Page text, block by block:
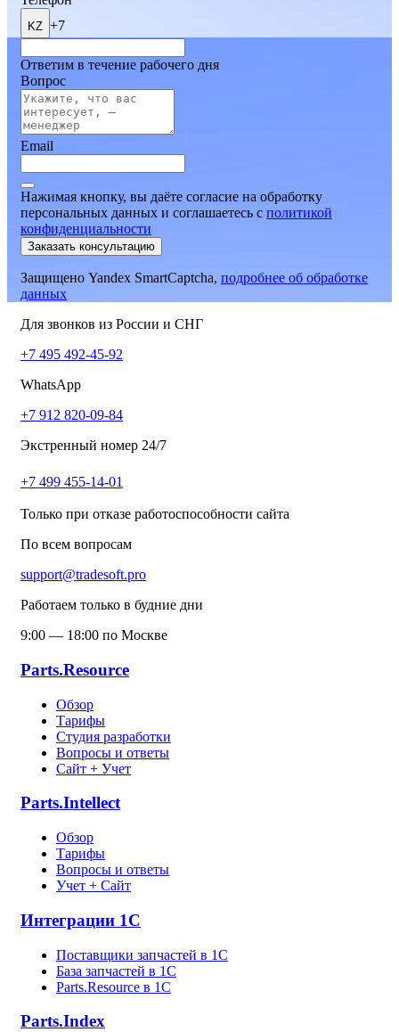
KZ +7
Ответим в течение рабочего дня
Вопрос
Email
Нажимая кнопку, вы даёте согласие на обработку
персональных данных и соглашаетесь c политикой
конфиденциальности
Заказать консультацию
Защищено Yandex SmartCaptcha, подробнее об обработке
данных
Для звонков из России и СНГ
+7 495 492-45-92
WhatsApp
+7 912 820-09-84
Экстренный номер 24/7
+7 499 455-14-01
Только при отказе работоспособности сайта
По всем вопросам
support@tradesoft.pro
Работаем только в будние дни
9:00 — 18:00 по Москве
Parts.Resource
Обзор
Тарифы
Студия разработки
Вопросы и ответы
Сайт + Учет
Parts.Intellect
Обзор
Тарифы
Вопросы и ответы
Учет + Сайт
Интеграции 1С
Поставщики запчастей в 1C
База запчастей в 1С
Parts.Resource в 1C
Parts.Index